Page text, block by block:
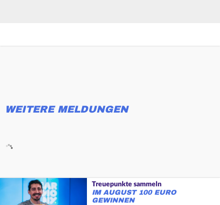
WEITERE MELDUNGEN
Treuepunkte sammeln
IM AUGUST 100 EURO
GEWINNEN